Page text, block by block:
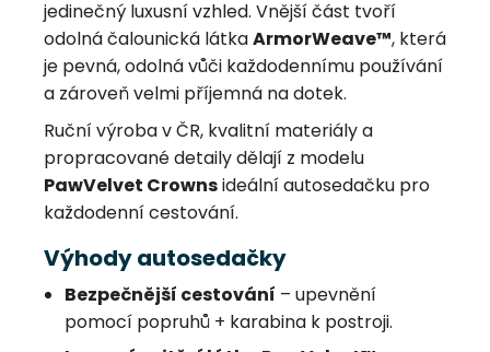
jedinečný luxusní vzhled. Vnější část tvoří
odolná čalounická látkaArmorWeave™, která
je pevná, odolná vůči každodennímu používání
a zároveň velmi příjemná na dotek.
Ruční výroba v ČR, kvalitní materiály a
propracované detaily dělají z modelu
PawVelvet Crownsideální autosedačku pro
každodenní cestování.
Výhody autosedačky
Bezpečnější cestování – upevnění
pomocí popruhů + karabina k postroji.